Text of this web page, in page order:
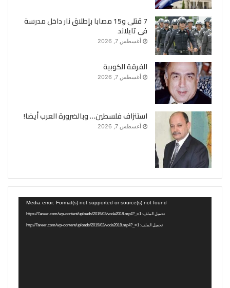
7 قتلى و15 مصابا بإطلاق نار داخل مدرسة
فى تايلاند
أغسطس 7, 2026
الفرقة الكوبية
أغسطس 7, 2026
استنزاف فلسطين… وبالضرورة العرب أيضا!
أغسطس 7, 2026
Media error: Format(s) not supported or source(s) not found
تحميل الملف: https://7areer.com/wp-content/uploads/2019/02/voda2018.mp4?_=1
تحميل الملف: http://7areer.com/wp-content/uploads/2019/02/voda2018.mp4?_=1